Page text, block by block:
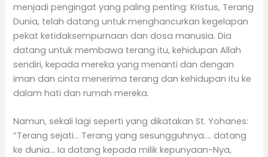
menjadi pengingat yang paling penting: Kristus, Terang
Dunia, telah datang untuk menghancurkan kegelapan
pekat ketidaksempurnaan dan dosa manusia. Dia
datang untuk membawa terang itu, kehidupan Allah
sendiri, kepada mereka yang menanti dan dengan
iman dan cinta menerima terang dan kehidupan itu ke
dalam hati dan rumah mereka.
Namun, sekali lagi seperti yang dikatakan St. Yohanes:
“Terang sejati… Terang yang sesungguhnya…. datang
ke dunia… Ia datang kepada milik kepunyaan-Nya,